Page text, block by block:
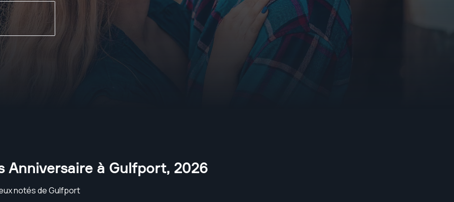
Anniversaire à Gulfport, 2026
notés de Gulfport